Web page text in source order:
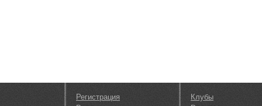
Регистрация
Клубы